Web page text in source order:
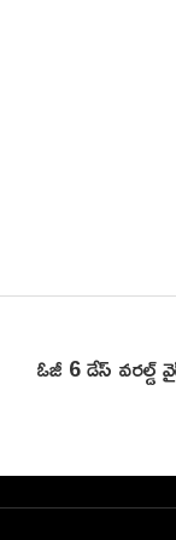
ఓజీ 6 డేస్ వరల్డ్